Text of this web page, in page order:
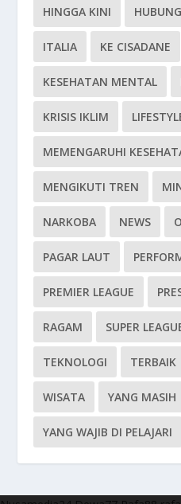
HINGGA KINI
ITALIA KE CISADANE
KESEHATAN MENTAL
KRISIS IKLIM
MEMENGARUHI
MENGIKUTI TREN
NARKOBA NEWS
PAGAR LAUT
PREMIER LEAGUE
RAGAM SUPER
TEKNOLOGI TERBAIK
WISATA YANG MASIH
YANG WAJIB DI PELAJARI